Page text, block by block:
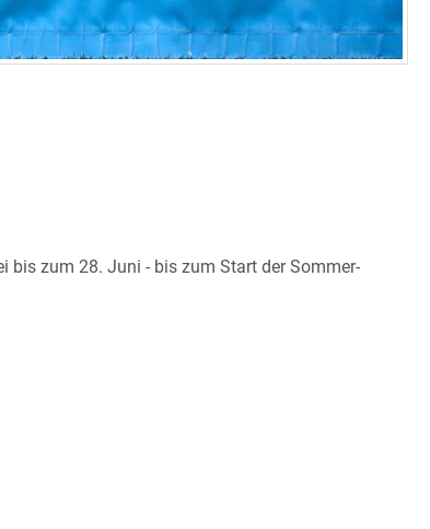
bis zum 28. Juni - bis zum Start der Sommer-